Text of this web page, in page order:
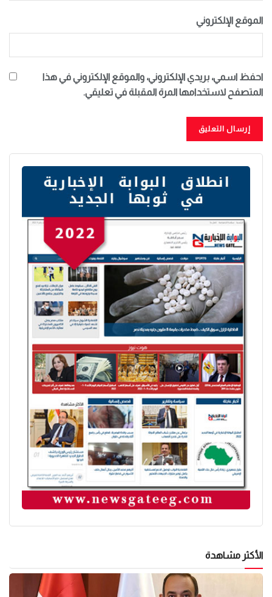
الموقع الإلكتروني
احفظ اسمي، بريدي الإلكتروني، والموقع الإلكتروني في هذا
المتصفح لاستخدامها المرة المقبلة في تعليقي.
الأكثر مشاهدة